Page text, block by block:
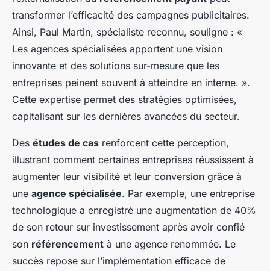
transformer l’efficacité des campagnes publicitaires.
Ainsi, Paul Martin, spécialiste reconnu, souligne : «
Les agences spécialisées apportent une vision
innovante et des solutions sur-mesure que les
entreprises peinent souvent à atteindre en interne. ».
Cette expertise permet des stratégies optimisées,
capitalisant sur les dernières avancées du secteur.
Des études de cas renforcent cette perception,
illustrant comment certaines entreprises réussissent à
augmenter leur visibilité et leur conversion grâce à
une agence spécialisée. Par exemple, une entreprise
technologique a enregistré une augmentation de 40%
de son retour sur investissement après avoir confié
son référencement à une agence renommée. Le
succès repose sur l’implémentation efficace de